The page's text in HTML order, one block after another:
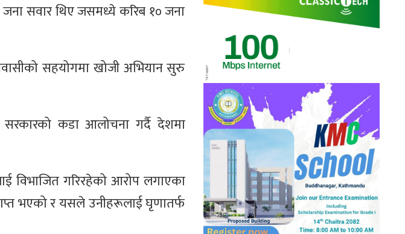
जना सवार थिए जसमध्ये करिब १० जना
सहयोगमा खोजी अभियान सुरु
सरकारको कडा आलोचना गर्दै देशमा
विभाजित गरिरहेको आरोप लगाएका
भएको र यसले उनीहरूलाई घृणातर्फ